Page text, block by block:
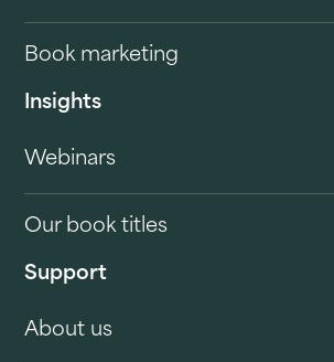
Book marketing
Insights
Webinars
Our book titles
Support
About us